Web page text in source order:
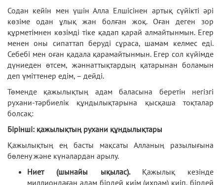
Содан кейін мен үшін Алла Елшісінен артық сүйікті әрі
көзіме одан ұлық жан болған жоқ. Оған деген зор
құрметімнен көзімді тіке қадап қарай алмайтынмын. Егер
менен оны сипаттап беруді сұраса, шамам келмес еді.
Себебі мен оған қадала қарамайтынмын. Егер сол күйімде
дүниеден өтсем, жәннаттықтардың қатарынан боламын
деп үміттенер едім, – дейді.
Төменде қажылықтың адам баласына беретін негізгі
рухани-тәрбиелік құндылықтарына қысқаша тоқталар
болсақ:
Бірінші: қажылықтың рухани құндылықтары
Қажылықтың ең басты мақсаты Алланың разылығына
бөлену және күнәлардан арылу.
Ниет (шынайы ықылас). Қажылық кезінде
миллиондаған адам бірдей киім (ихрам) киіп, бірдей